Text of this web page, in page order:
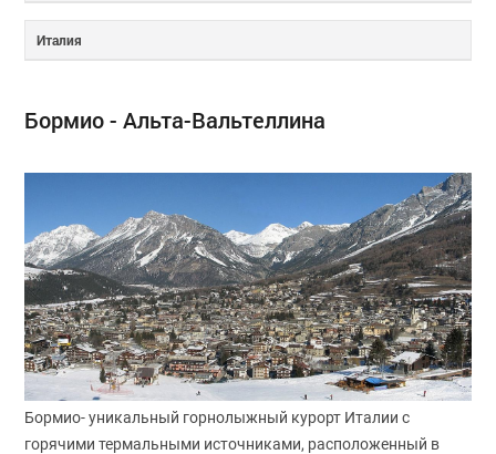
Италия
Бормио - Альта-Вальтеллина
Бормио- уникальный горнолыжный курорт Италии с
горячими термальными источниками, расположенный в